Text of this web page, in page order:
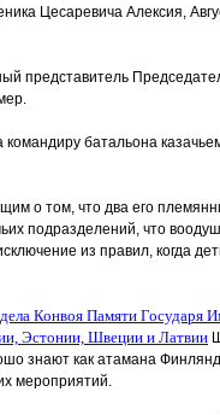
Цесаревича Алексия,
представитель
батальона
о том, что два его
подразделений, что
из правил, когда
Конвоя Памяти Государя
Эстонии, Швеции и Латвии
знают как атамана
мероприятий.